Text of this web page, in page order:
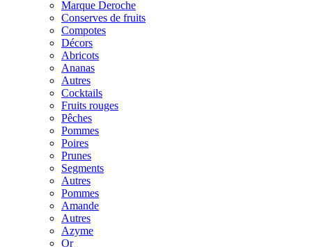
Marque Deroche
Conserves de fruits
Compotes
Décors
Abricots
Ananas
Autres
Cocktails
Fruits rouges
Pêches
Pommes
Poires
Prunes
Segments
Autres
Pommes
Amande
Autres
Azyme
Or